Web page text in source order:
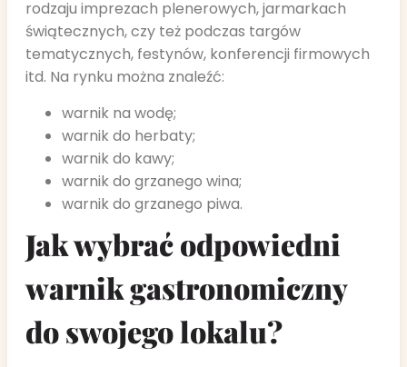
rodzaju imprezach plenerowych, jarmarkach
świątecznych, czy też podczas targów
tematycznych, festynów, konferencji firmowych
itd. Na rynku można znaleźć:
warnik na wodę;
warnik do herbaty;
warnik do kawy;
warnik do grzanego wina;
warnik do grzanego piwa.
Jak wybrać odpowiedni
warnik gastronomiczny
do swojego lokalu?